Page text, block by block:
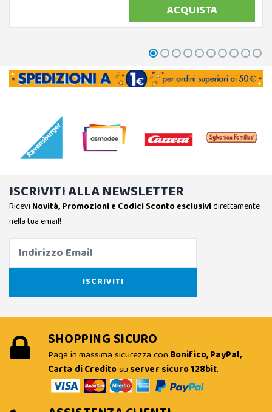
ACQUISTA
ISCRIVITI ALLA NEWSLETTER
Ricevi Novità, Promozioni e Codici Sconto esclusividirettamente
nella tua email!
SHOPPING SICURO
Paga in massima sicurezza con Bonifico, PayPal,
Carta di Creditosu server sicuro 128bit.